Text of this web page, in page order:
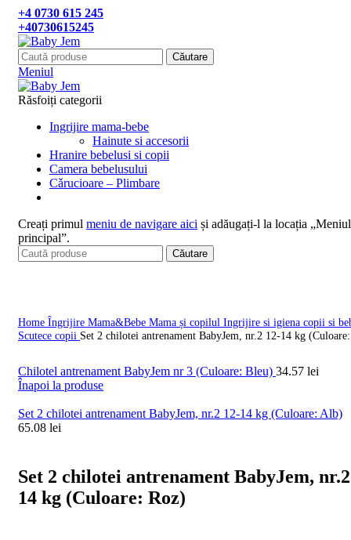
+4 0730 615 245
+40730615245
Căutare
Meniul
Răsfoiți categorii
Ingrijire mama-bebe
Hainute si accesorii
Hranire bebelusi si copii
Camera bebelusului
Cǎrucioare – Plimbare
Creați primul meniu de navigare aici și adăugați-l la locația „Meniul
principal”.
Căutare
Home Îngrijire Mama&Bebe Mama și copilul Ingrijire si igiena copii si
Scutece copii Set 2 chilotei antrenament BabyJem, nr.2 12-14 kg
Chilotel antrenament BabyJem nr 3 (Culoare: Bleu) 34.57 lei
Înapoi la produse
Set 2 chilotei antrenament BabyJem, nr.2 12-14 kg (Culoare: Alb)
65.08 lei
Set 2 chilotei antrenament BabyJem,
14 kg (Culoare: Roz)